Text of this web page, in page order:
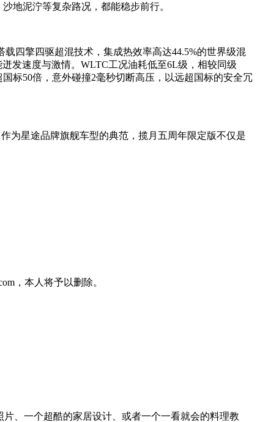
地泥泞等复杂路况，都能稳步前行。
四擎四驱超混技术，集成热效率高达44.5%的世界级混
发速度与激情。WLTC工况油耗低至6L级，相较同级
标50倍，意外碰撞2毫秒切断高压，以远超国标的安全冗
为星途品牌旗舰车型的典范，揽月五周年限定版不仅是
，本人将予以删除。
片、一个超酷的家居设计、或者一个一看就会的料理教